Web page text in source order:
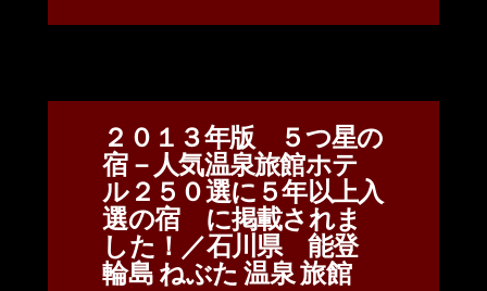
２０１３年版 ５つ星の
宿－人気温泉旅館ホテ
ル２５０選に５年以上入
選の宿 に掲載されま
した！／石川県 能登
輪島 ねぶた 温泉 旅館